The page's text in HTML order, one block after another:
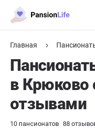
Главная
в Крюково
отзывами
10 пансионатов 88